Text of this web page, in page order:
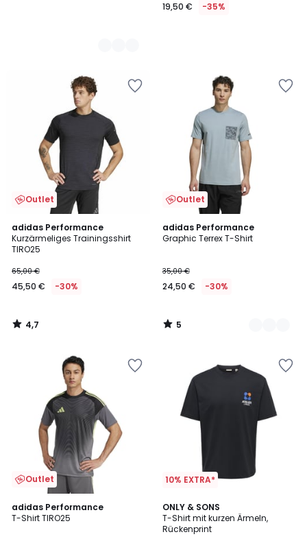
19,50 € -35%
Outlet
adidas Performance
Kurzärmeliges Trainingsshirt
TIRO25
65,00 €
45,50 € -30%
4,7
/ 5
4,7
/
Outlet
adidas Performance
Graphic Terrex T-Shirt
35,00 €
24,50 € -30%
5
/
2
Farben
5
/
Outlet
adidas Performance
T-Shirt TIRO25
4,8
/ 5
10% EXTRA*
ONLY & SONS
T-Shirt mit kurzen Ärmeln,
Rückenprint